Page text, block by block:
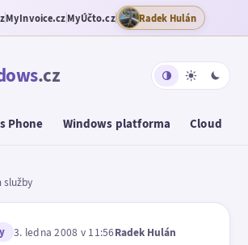
MyInvoice.czMyÚčto.cz Radek Hulán
.cz
Phone Windows platforma Cloud
služby
3. ledna 2008 v 11:56Radek Hulán